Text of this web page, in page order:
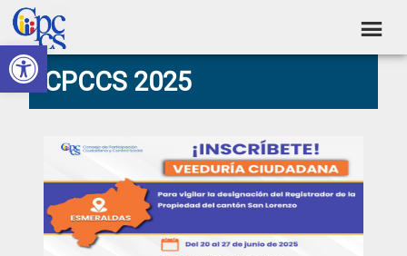
Abrir barra de herramientas
Skip
to
primary
navigation
Skip
to
main
content
Skip
to
primary
sidebar
Skip
to
footer
Consejo
de
Ciudadana
Control
Social
Construyendo
Poder
Ciudadano
CPCCS 2025